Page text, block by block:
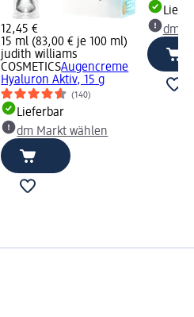
12,45 €
15 ml (83,00 € je 100 ml)
judith williams
COSMETICSAugencreme
Hyaluron Aktiv, 15 g
(140)
Lieferbar
dm Markt wählen
dm